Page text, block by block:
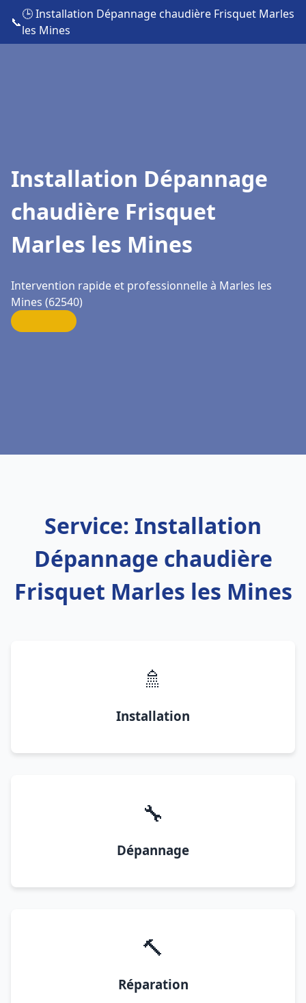
📞
🕒 Installation Dépannage chaudière Frisquet Marles
les Mines
Installation Dépannage
chaudière Frisquet
Marles les Mines
Intervention rapide et professionnelle à Marles les
Mines (62540)
Service: Installation
Dépannage chaudière
Frisquet Marles les Mines
🚿
Installation
🔧
Dépannage
🔨
Réparation